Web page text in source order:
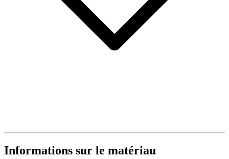
Informations sur le matériau